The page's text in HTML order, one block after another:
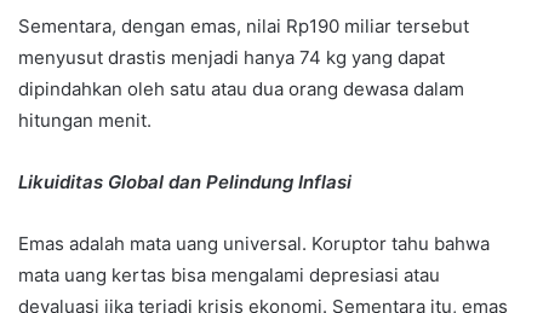
Sementara, dengan emas, nilai Rp190 miliar tersebut
menyusut drastis menjadi hanya 74 kg yang dapat
dipindahkan oleh satu atau dua orang dewasa dalam
hitungan menit.
Likuiditas Global dan Pelindung Inflasi
Emas adalah mata uang universal. Koruptor tahu bahwa
mata uang kertas bisa mengalami depresiasi atau
devaluasi jika terjadi krisis ekonomi. Sementara itu, emas